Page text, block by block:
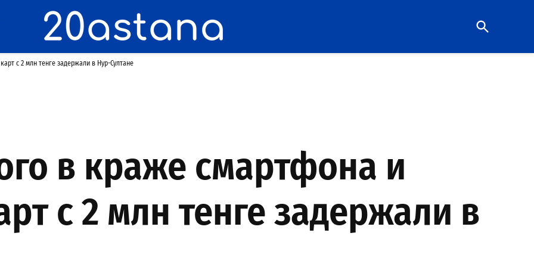
Open
Search
с 2 млн тенге задержали в Нур-Султане
в краже смартфона и
с 2 млн тенге задержали в